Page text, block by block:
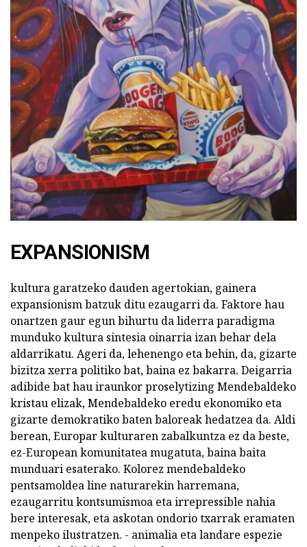
EXPANSIONISM
kultura garatzeko dauden agertokian, gainera
expansionism batzuk ditu ezaugarri da. Faktore hau
onartzen gaur egun bihurtu da liderra paradigma
munduko kultura sintesia oinarria izan behar dela
aldarrikatu. Ageri da, lehenengo eta behin, da, gizarte
bizitza xerra politiko bat, baina ez bakarra. Deigarria
adibide bat hau iraunkor proselytizing Mendebaldeko
kristau elizak, Mendebaldeko eredu ekonomiko eta
gizarte demokratiko baten baloreak hedatzea da. Aldi
berean, Europar kulturaren zabalkuntza ez da beste,
ez-European komunitatea mugatuta, baina baita
munduari esaterako. Kolorez mendebaldeko
pentsamoldea line naturarekin harremana,
ezaugarritu kontsumismoa eta irrepressible nahia
bere interesak, eta askotan ondorio txarrak eramaten
menpeko ilustratzen. - animalia eta landare espezie